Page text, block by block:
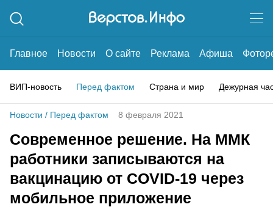
Главное Новости О сайте Реклама Афиша
ВИП-новость Перед фактом Страна и мир Дежурная
Новости / Перед фактом 8 февраля 2021
Современное решение. На ММК
работники записываются на
вакцинацию от COVID-19 через
мобильное приложение